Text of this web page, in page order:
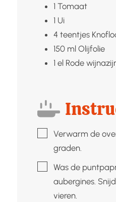
1 Tomaat
1 Ui
4 teentjes
150 ml Olijfolie
1 el Rode
▢Verwarm de
graden.
▢Was de
aubergines.
vieren.